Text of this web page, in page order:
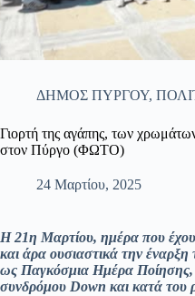
ΔΗΜΟΣ ΠΥΡΓΟΥ,
Γιορτή της αγάπης, των
στον Πύργο (ΦΩΤΟ)
24 Μαρτίου, 2025
H 21η Μαρτίου, ημέρα που
και άρα ουσιαστικά την έναρξη
ως Παγκόσμια Ημέρα Ποίησης,
συνδρόμου Down και κατά του